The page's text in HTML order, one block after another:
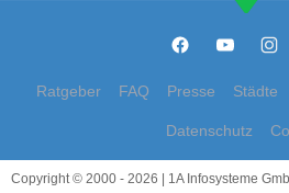
Ratgeber FAQ Presse Städte
Datenschutz
Copyright © 2000 - 2026 | 1A Infosysteme